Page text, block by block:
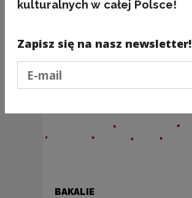
BAKALIE
kulturalnych w całej Polsce!
Zapisz się na nasz newsletter!